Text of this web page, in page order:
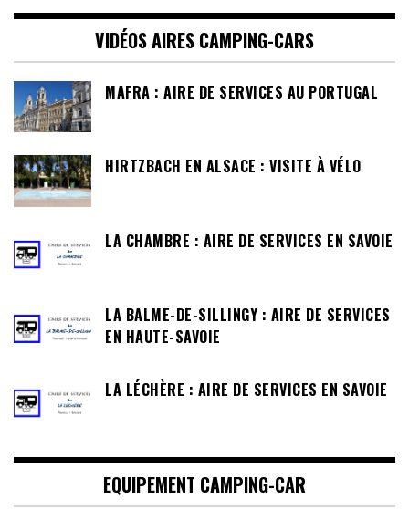
VIDÉOS AIRES CAMPING-CARS
MAFRA : AIRE DE SERVICES AU PORTUGAL
HIRTZBACH EN ALSACE : VISITE À VÉLO
LA CHAMBRE : AIRE DE SERVICES EN SAVOIE
LA BALME-DE-SILLINGY : AIRE DE SERVICES
EN HAUTE-SAVOIE
LA LÉCHÈRE : AIRE DE SERVICES EN SAVOIE
EQUIPEMENT CAMPING-CAR